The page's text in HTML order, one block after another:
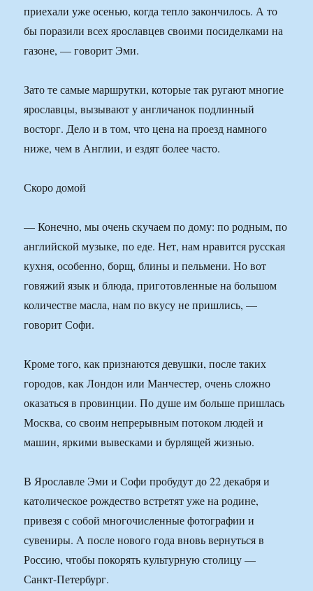
приехали уже осенью, когда тепло закончилось. А то
бы поразили всех ярославцев своими посиделками на
газоне, — говорит Эми.
Зато те самые маршрутки, которые так ругают многие
ярославцы, вызывают у англичанок подлинный
восторг. Дело и в том, что цена на проезд намного
ниже, чем в Англии, и ездят более часто.
Скоро домой
— Конечно, мы очень скучаем по дому: по родным, по
английской музыке, по еде. Нет, нам нравится русская
кухня, особенно, борщ, блины и пельмени. Но вот
говяжий язык и блюда, приготовленные на большом
количестве масла, нам по вкусу не пришлись, —
говорит Софи.
Кроме того, как признаются девушки, после таких
городов, как Лондон или Манчестер, очень сложно
оказаться в провинции. По душе им больше пришлась
Москва, со своим непрерывным потоком людей и
машин, яркими вывесками и бурлящей жизнью.
В Ярославле Эми и Софи пробудут до 22 декабря и
католическое рождество встретят уже на родине,
привезя с собой многочисленные фотографии и
сувениры. А после нового года вновь вернуться в
Россию, чтобы покорять культурную столицу —
Санкт-Петербург.